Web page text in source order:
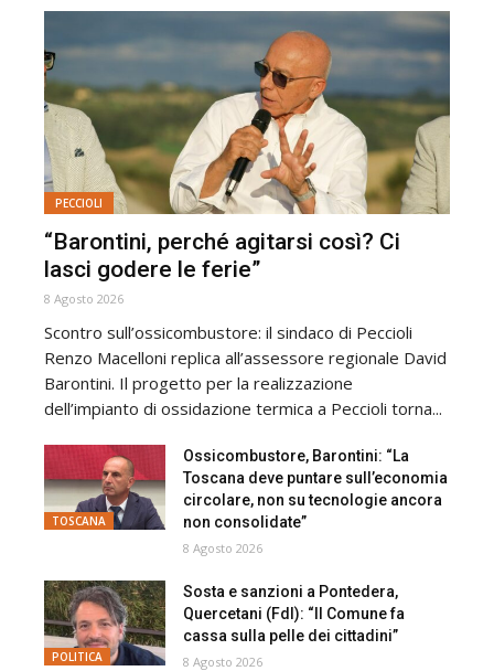
PECCIOLI
“Barontini, perché agitarsi così? Ci
lasci godere le ferie”
8 Agosto 2026
Scontro sull’ossicombustore: il sindaco di Peccioli
Renzo Macelloni replica all’assessore regionale David
Barontini. Il progetto per la realizzazione
dell’impianto di ossidazione termica a Peccioli torna...
TOSCANA
Ossicombustore, Barontini: “La
Toscana deve puntare sull’economia
circolare, non su tecnologie ancora
non consolidate”
8 Agosto 2026
POLITICA
Sosta e sanzioni a Pontedera,
Quercetani (FdI): “Il Comune fa
cassa sulla pelle dei cittadini”
8 Agosto 2026